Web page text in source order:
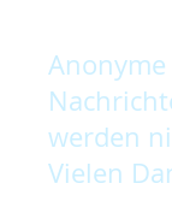
werden
Vielen